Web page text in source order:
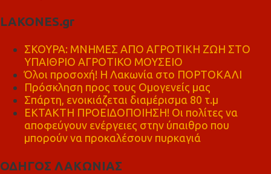
LAKONES.gr
ΣΚΟΥΡΑ: ΜΝΗΜΕΣ ΑΠΟ ΑΓΡΟΤΙΚΗ ΖΩΗ ΣΤΟ
ΥΠΑΙΘΡΙΟ ΑΓΡΟΤΙΚΟ ΜΟΥΣΕΙΟ
Όλοι προσοχή! Η Λακωνία στο ΠΟΡΤΟΚΑΛΙ
Πρόσκληση προς τους Ομογενείς μας
Σπάρτη, ενοικιάζεται διαμέρισμα 80 τ.μ
ΕΚΤΑΚΤΗ ΠΡΟΕΙΔΟΠΟΙΗΣΗ! Οι πολίτες να
αποφεύγουν ενέργειες στην ύπαιθρο που
μπορούν να προκαλέσουν πυρκαγιά
ΟΔΗΓΟΣ ΛΑΚΩΝΙΑΣ